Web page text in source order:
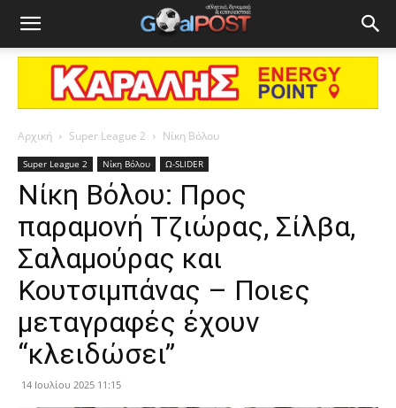
Αρχική Super League 2 Νίκη Βόλου
Super League 2 Νίκη Βόλου Ω-SLIDER
Νίκη Βόλου: Προς
παραμονή Τζιώρας, Σίλβα,
Σαλαμούρας και
Κουτσιμπάνας – Ποιες
μεταγραφές έχουν
“κλειδώσει”
14 Ιουλίου 2025 11:15